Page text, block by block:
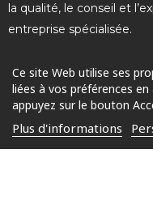
la qualité, le conseil et
entreprise spécialisée.
© 2025 Tous droits
Ce site Web utilise ses
liées à vos préférences
appuyez sur le bouton
Plus d'informations